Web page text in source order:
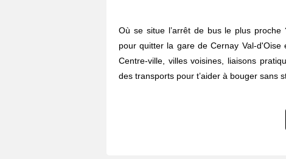
Où se situe l’arrêt de bus le plus proche
pour quitter la gare de Cernay Val-d'Oise
Centre-ville, villes voisines, liaisons
des transports pour t’aider à bouger sans